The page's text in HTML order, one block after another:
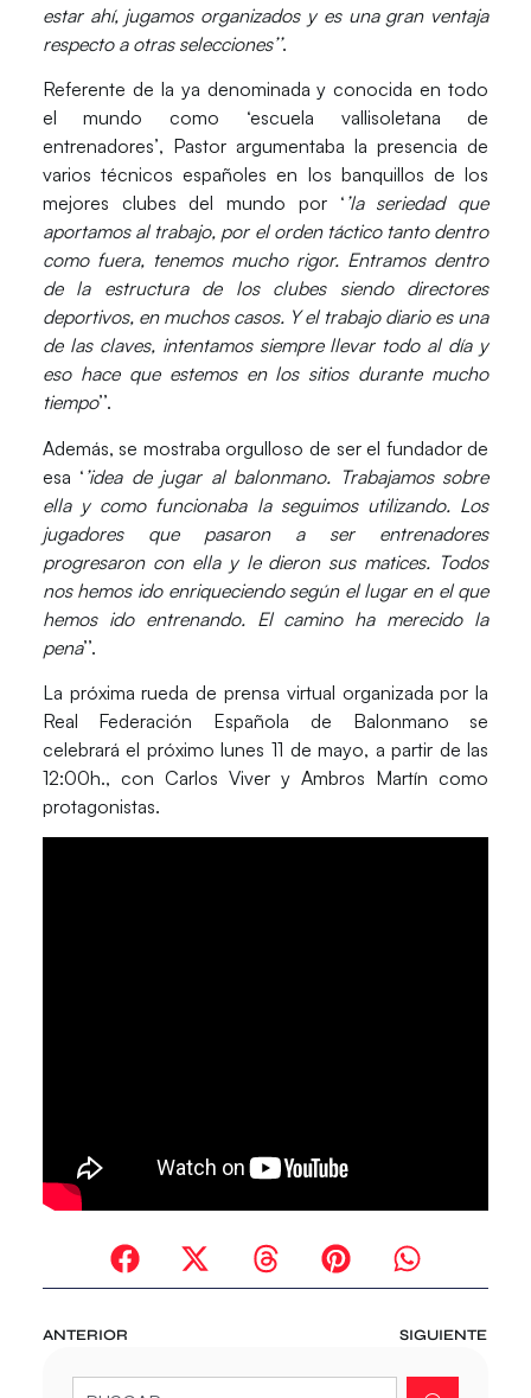
estar ahí, jugamos organizados y es una gran ventaja
respecto a otras selecciones’’.
Referente de la ya denominada y conocida en todo
el mundo como ‘escuela vallisoletana de
entrenadores’, Pastorargumentaba la presencia de
varios técnicos españoles en los banquillos de los
mejores clubes del mundo por ‘ ’la seriedad que
aportamos al trabajo, por el orden táctico tanto dentro
como fuera, tenemos mucho rigor. Entramos dentro
de la estructura de los clubes siendo directores
deportivos, en muchos casos. Y el trabajo diario es una
de las claves, intentamos siempre llevar todo al día y
eso hace que estemos en los sitios durante mucho
tiempo’’.
Además, se mostraba orgulloso de ser el fundador de
esa ‘ ’idea de jugar al balonmano. Trabajamos sobre
ella y como funcionaba la seguimos utilizando. Los
jugadores que pasaron a ser entrenadores
progresaron con ella y le dieron sus matices. Todos
nos hemos ido enriqueciendo según el lugar en el que
hemos ido entrenando. El camino ha merecido la
pena’’.
La próxima rueda de prensa virtual organizada por la
Real Federación Española de Balonmano se
celebrará el próximolunes 11 de mayo, a partir de las
12:00h., con Carlos Viver yAmbros Martíncomo
protagonistas.
ANTERIOR SIGUIENTE